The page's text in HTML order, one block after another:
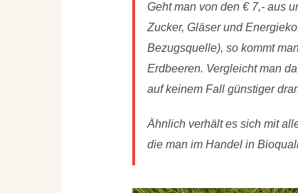
Geht man von den € 7,- aus
Zucker, Gläser und
Bezugsquelle), so kommt
Erdbeeren. Vergleicht man
auf keinem Fall günstiger
Ähnlich verhält es sich mit
die man im Handel in